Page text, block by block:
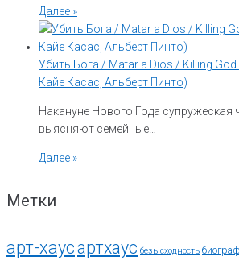
Далее »
Убить Бога / Matar a Dios / Killing
Кайе Касас, Альберт Пинто)
Накануне Нового Года супружеская
выясняют семейные…
Далее »
Метки
арт-хаусартхаус безысходность